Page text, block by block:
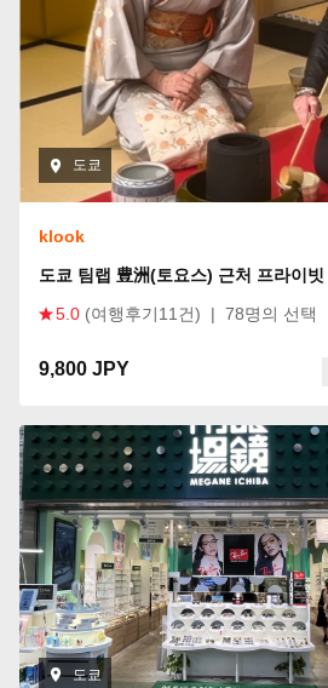
도쿄
klook
도쿄 팀랩 豊洲(토요스) 근처 프라이
5.0 (여행후기11건) | 78명의 선택
9,800 JPY
도쿄